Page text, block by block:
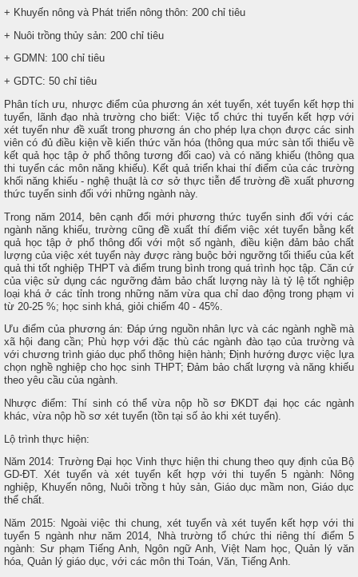
+ Khuyến nông và Phát triển nông thôn: 200 chỉ tiêu
+ Nuôi trồng thủy sản: 200 chỉ tiêu
+ GDMN: 100 chỉ tiêu
+ GDTC: 50 chỉ tiêu
Phân tích ưu, nhược điểm của phương án xét tuyển, xét tuyển kết hợp thi
tuyển, lãnh đạo nhà trường cho biết: Việc tổ chức thi tuyển kết hợp với
xét tuyển như đề xuất trong phương án cho phép lựa chọn được các sinh
viên có đủ điều kiện về kiến thức văn hóa (thông qua mức sàn tối thiểu về
kết quả học tập ở phổ thông tương đối cao) và có năng khiếu (thông qua
thi tuyển các môn năng khiếu). Kết quả triển khai thí điểm của các trường
khối năng khiếu - nghệ thuật là cơ sở thực tiễn để trường đề xuất phương
thức tuyển sinh đối với những ngành này.
Trong năm 2014, bên cạnh đổi mới phương thức tuyển sinh đối với các
ngành năng khiếu, trường cũng đề xuất thí điểm việc xét tuyển bằng kết
quả học tập ở phổ thông đối với một số ngành, điều kiện đảm bảo chất
lượng của việc xét tuyển này được ràng buộc bởi ngưỡng tối thiểu của kết
quả thi tốt nghiệp THPT và điểm trung bình trong quá trình học tập. Căn cứ
của việc sử dụng các ngưỡng đảm bảo chất lượng này là tỷ lệ tốt nghiệp
loại khá ở các tỉnh trong những năm vừa qua chỉ dao động trong phạm vi
từ 20-25 %; học sinh khá, giỏi chiếm 40 - 45%.
Ưu điểm của phương án: Đáp ứng nguồn nhân lực và các ngành nghề mà
xã hội đang cần; Phù hợp với đặc thù các ngành đào tạo của trường và
với chương trình giáo dục phổ thông hiện hành; Định hướng được việc lựa
chọn nghề nghiệp cho học sinh THPT; Đảm bảo chất lượng và năng khiếu
theo yêu cầu của ngành.
Nhược điểm: Thí sinh có thể vừa nộp hồ sơ ĐKDT đại học các ngành
khác, vừa nộp hồ sơ xét tuyển (tồn tại số ảo khi xét tuyển).
Lộ trình thực hiện:
Năm 2014: Trường Đại học Vinh thực hiện thi chung theo quy định của Bộ
GD-ĐT. Xét tuyển và xét tuyển kết hợp với thi tuyển 5 ngành: Nông
nghiệp, Khuyến nông, Nuôi trồng t hủy sản, Giáo dục mầm non, Giáo dục
thể chất.
Năm 2015: Ngoài việc thi chung, xét tuyển và xét tuyển kết hợp với thi
tuyển 5 ngành như năm 2014, Nhà trường tổ chức thi riêng thí điểm 5
ngành: Sư phạm Tiếng Anh, Ngôn ngữ Anh, Việt Nam học, Quản lý văn
hóa, Quản lý giáo dục, với các môn thi Toán, Văn, Tiếng Anh.